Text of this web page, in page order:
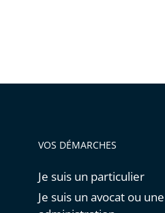
VOS DÉMARCHES
Je suis un particulier
Je suis un avocat ou une